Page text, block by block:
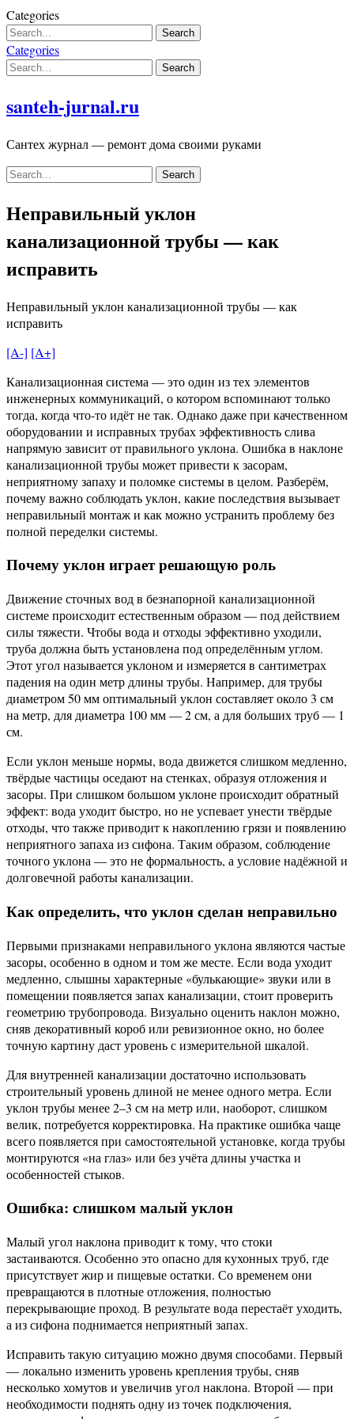
Skip
to
content
Categories
Categories
santeh-jurnal.ru
Сантех журнал — ремонт дома своими руками
Неправильный уклон
канализационной трубы — как
исправить
Неправильный уклон канализационной трубы — как
исправить
[A-] [A+]
Канализационная система — это один из тех элементов
инженерных коммуникаций, о котором вспоминают только
тогда, когда что-то идёт не так. Однако даже при качественном
оборудовании и исправных трубах эффективность слива
напрямую зависит от правильного уклона. Ошибка в наклоне
канализационной трубы может привести к засорам,
неприятному запаху и поломке системы в целом. Разберём,
почему важно соблюдать уклон, какие последствия вызывает
неправильный монтаж и как можно устранить проблему без
полной переделки системы.
Почему уклон играет решающую роль
Движение сточных вод в безнапорной канализационной
системе происходит естественным образом — под действием
силы тяжести. Чтобы вода и отходы эффективно уходили,
труба должна быть установлена под определённым углом.
Этот угол называется уклоном и измеряется в сантиметрах
падения на один метр длины трубы. Например, для трубы
диаметром 50 мм оптимальный уклон составляет около 3 см
на метр, для диаметра 100 мм — 2 см, а для больших труб — 1
см.
Если уклон меньше нормы, вода движется слишком медленно,
твёрдые частицы оседают на стенках, образуя отложения и
засоры. При слишком большом уклоне происходит обратный
эффект: вода уходит быстро, но не успевает унести твёрдые
отходы, что также приводит к накоплению грязи и появлению
неприятного запаха из сифона. Таким образом, соблюдение
точного уклона — это не формальность, а условие надёжной и
долговечной работы канализации.
Как определить, что уклон сделан неправильно
Первыми признаками неправильного уклона являются частые
засоры, особенно в одном и том же месте. Если вода уходит
медленно, слышны характерные «булькающие» звуки или в
помещении появляется запах канализации, стоит проверить
геометрию трубопровода. Визуально оценить наклон можно,
сняв декоративный короб или ревизионное окно, но более
точную картину даст уровень с измерительной шкалой.
Для внутренней канализации достаточно использовать
строительный уровень длиной не менее одного метра. Если
уклон трубы менее 2–3 см на метр или, наоборот, слишком
велик, потребуется корректировка. На практике ошибка чаще
всего появляется при самостоятельной установке, когда трубы
монтируются «на глаз» или без учёта длины участка и
особенностей стыков.
Ошибка: слишком малый уклон
Малый угол наклона приводит к тому, что стоки
застаиваются. Особенно это опасно для кухонных труб, где
присутствует жир и пищевые остатки. Со временем они
превращаются в плотные отложения, полностью
перекрывающие проход. В результате вода перестаёт уходить,
а из сифона поднимается неприятный запах.
Исправить такую ситуацию можно двумя способами. Первый
— локально изменить уровень крепления трубы, сняв
несколько хомутов и увеличив угол наклона. Второй — при
необходимости поднять одну из точек подключения,